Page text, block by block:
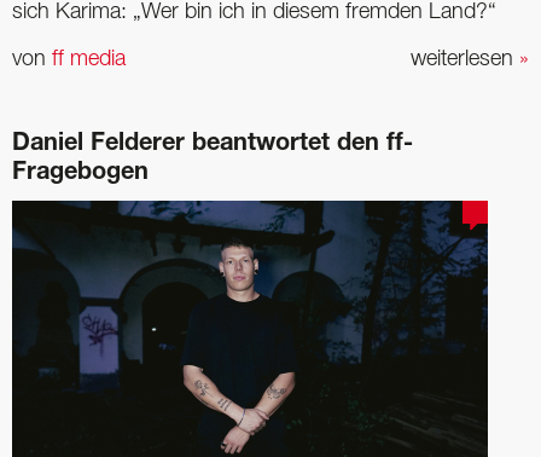
sich Karima: „Wer bin ich in diesem fremden Land?“
weiterlesen »
von ff media
Daniel Felderer beantwortet den ff-
Fragebogen